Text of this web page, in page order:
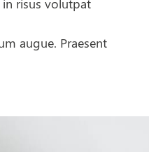
augue. Praesent